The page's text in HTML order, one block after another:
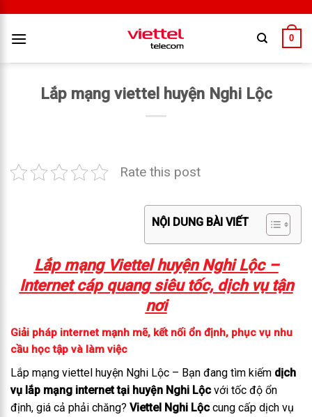
0
Lắp mạng viettel huyện Nghi Lộc
Rate this post
NỘI DUNG BÀI VIẾT
Lắp mạng Viettel huyện Nghi Lộc –
Internet cáp quang siêu tốc, dịch vụ tận
nơi
Giải pháp internet mạnh mẽ, kết nối ổn định, phục vụ nhu
cầu học tập và làm việc
Lắp mạng viettel huyện Nghi Lộc – Bạn đang tìm kiếm dịch
vụ lắp mạng internet tại huyện Nghi Lộc với tốc độ ổn
định, giá cả phải chăng? Viettel Nghi Lộc cung cấp dịch vụ